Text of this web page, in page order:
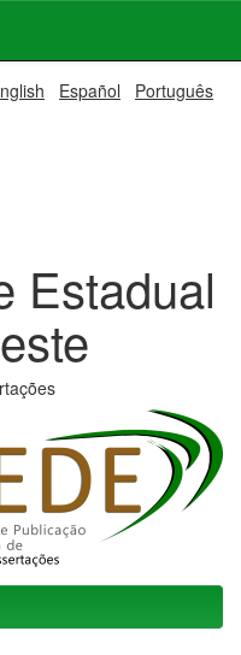
Español Português
Estadual